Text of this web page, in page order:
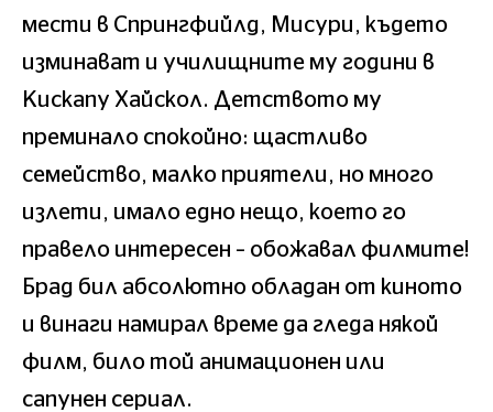
мести в Спрингфийлд, Мисури, където
изминават и училищните му години в
Кискапу Хайскол. Детството му
преминало спокойно: щастливо
семейство, малко приятели, но много
излети, имало едно нещо, което го
правело интересен – обожавал филмите!
Брад бил абсолютно обладан от киното
и винаги намирал време да гледа някой
филм, било той анимационен или
сапунен сериал.